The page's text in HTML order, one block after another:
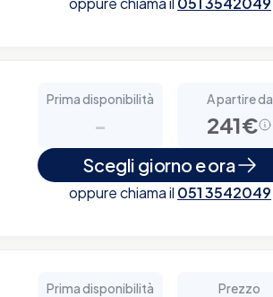
Prima disponibilità
-
A partire da
241€
Scegli giorno e ora
oppure chiama il 051 3542049
Prima disponibilità Prezzo